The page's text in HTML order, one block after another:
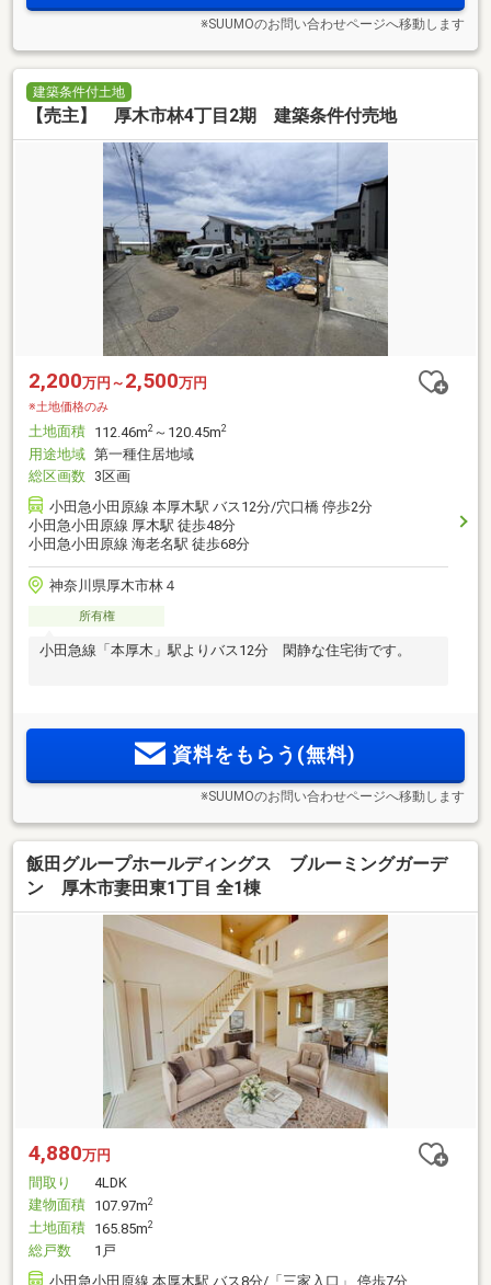
※SUUMOのお問い合わせページへ移動します
建築条件付土地
【売主】 厚木市林4丁目2期 建築条件付売地
2,200万円～ 2,500万円
※土地価格のみ
土地面積 112.46m2 ～120.45m2
用途地域 第一種住居地域
総区画数 3区画
小田急小田原線 本厚木駅 バス12分/穴口橋 停歩2分
小田急小田原線 厚木駅 徒歩48分
小田急小田原線 海老名駅 徒歩68分
神奈川県厚木市林４
所有権
小田急線「本厚木」駅よりバス12分 閑静な住宅街です。
資料をもらう(無料)
※SUUMOのお問い合わせページへ移動します
飯田グループホールディングス ブルーミングガーデ
ン 厚木市妻田東1丁目 全1棟
4,880万円
間取り
4LDK
建物面積 107.97m2
土地面積 165.85m2
総戸数
1戸
小田急小田原線 本厚木駅 バス8分/「三家入口」 停歩7分